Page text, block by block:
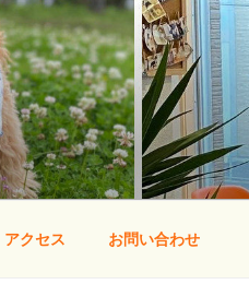
アクセス お問い合わせ